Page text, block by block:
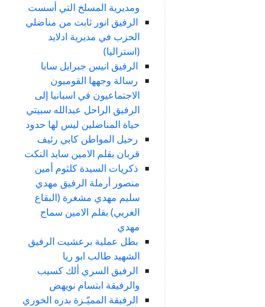
ومديرية المسلخ التي أسست
الرفيق انور ثابت من مناضلي
الحزب في مديرية ادلايد
(استراليا)
الرفيق انيس جبرايل سابا
رسالة وجهها القوميون
الاجتماعيون في اسبانيا إلى
الرفيق الراحل عبدالله سبيتي
حياة المناضلين ليس لها حدود
رحيل المواطن كابي رئيف
قربان بقلم الامين سايد النكت
ذكريات السيدة كلثوم أمين
منصور أرملة الرفيق مهدي
سليم مهدي مشغرة (البقاع
الغربي) بقلم الامين سماح
مهدي
بطل عملية برعشيت الرفيق
الشهيد طالب ابو ريا
الرفيق السري ألك كسيب
والرفيقة ابتسام نويهض
الرفيقة المميّـزة بدره الخوري